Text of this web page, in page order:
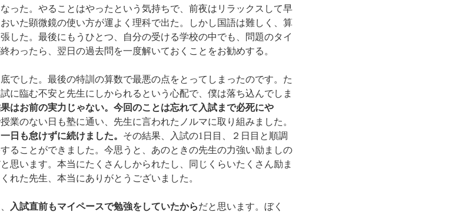
った。やることはやったという気持ちで、前夜はリラックスして早
いた顕微鏡の使い方が運よく理科で出た。しかし国語は難しく、算
した。最後にもうひとつ、自分の受ける学校の中でも、問題のタイ
わったら、翌日の過去問を一度解いておくことをお勧めする。
でした。最後の特訓の算数で最悪の点をとってしまったのです。た
に臨む不安と先生にしかられるという心配で、僕は落ち込んでしま
果はお前の実力じゃない。今回のことは忘れて入試まで必死にや
業のない日も塾に通い、先生に言われたノルマに取り組みました。
日も怠けずに続けました。 その結果、入試の1日目、２日目と順調
ることができました。今思うと、あのときの先生の力強い励ましの
思います。本当にたくさんしかられたし、同じくらいたくさん励ま
れた先生、本当にありがとうございました。
入試直前もマイペースで勉強をしていたからだと思います。ぼく